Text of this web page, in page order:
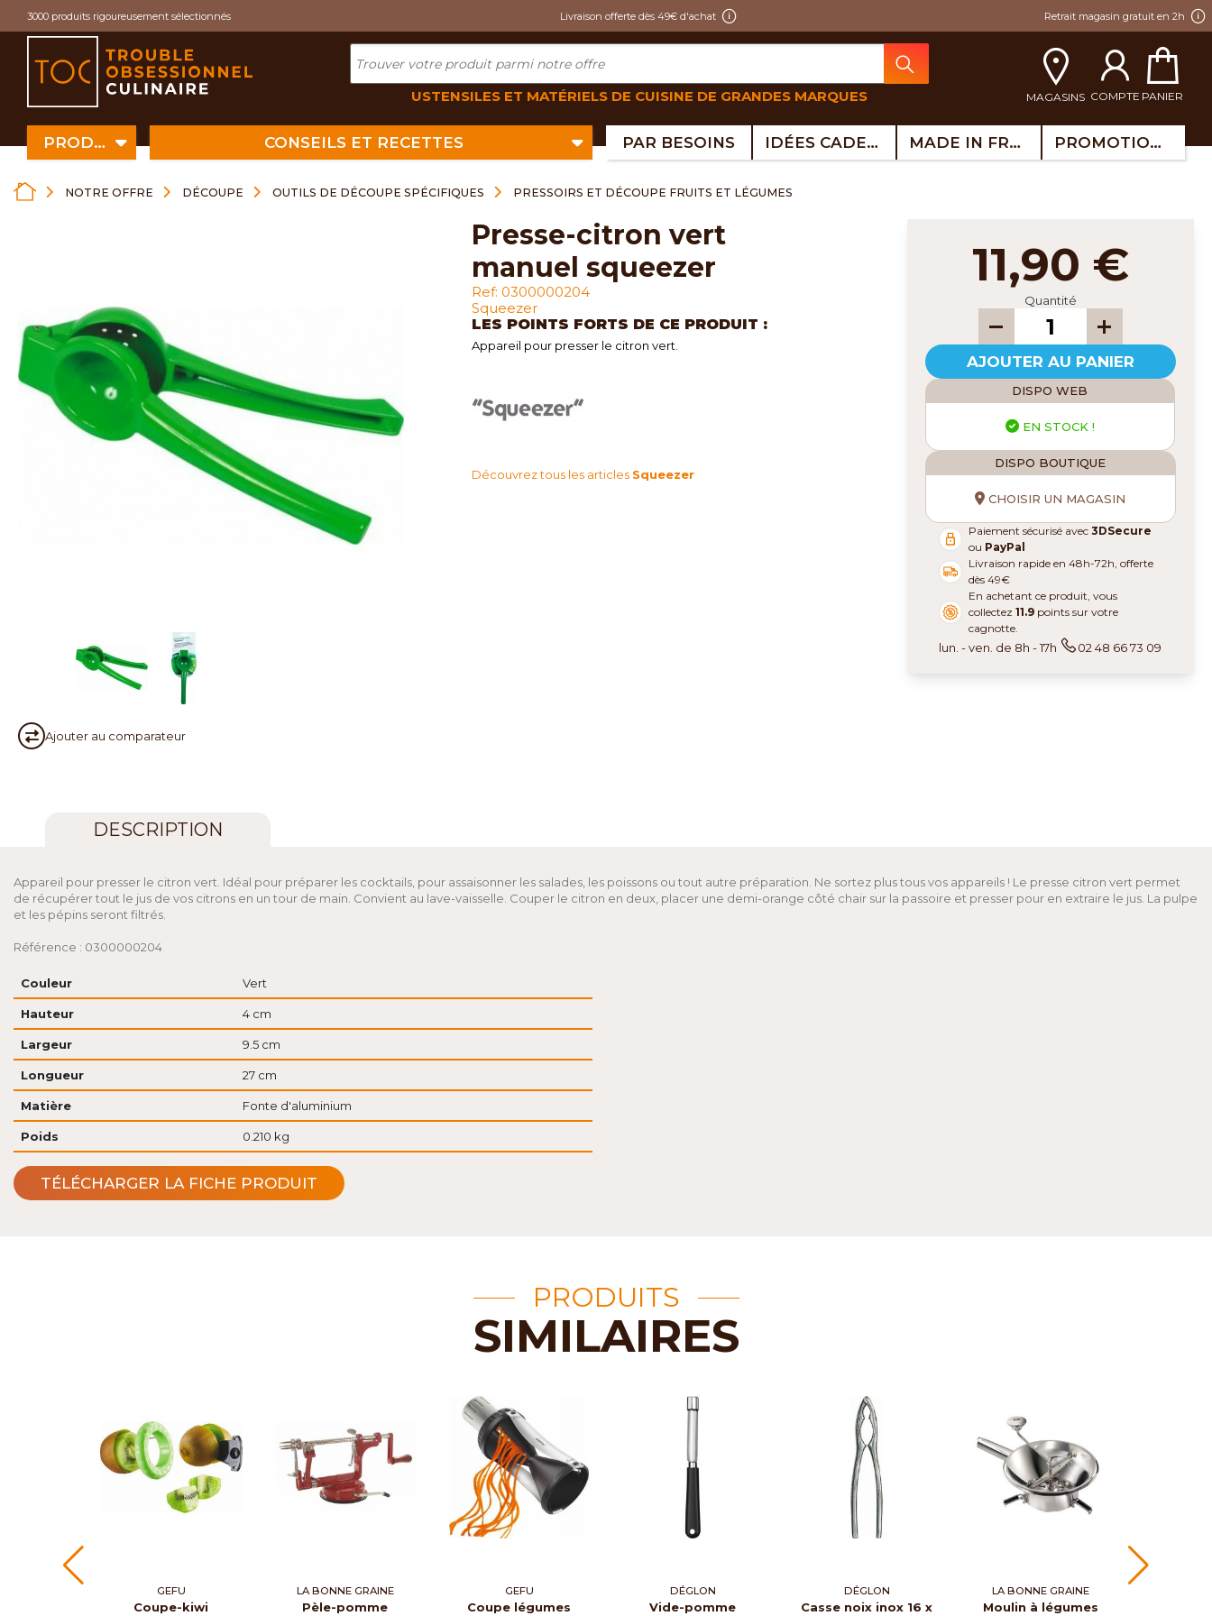
3000 produits rigoureusement sélectionnés Livraison offerte dès 49€ d'achat Retrait magasin gratuit en 2h
USTENSILES ET MATÉRIELS DE CUISINE DE GRANDES MARQUES MAGASINS COMPTE PANIER
PRODUITS CONSEILS ET RECETTES PAR BESOINS IDÉES CADEAUX MADE IN FRANCE PROMOTIONS
NOTRE OFFRE DÉCOUPE OUTILS DE DÉCOUPE SPÉCIFIQUES PRESSOIRS ET DÉCOUPE FRUITS ET LÉGUMES
Ajouter au comparateur
presse-citron vert
manuel squeezer
Ref: 0300000204
Squeezer
LES POINTS FORTS DE CE PRODUIT :
Appareil pour presser le citron vert.
Découvrez tous les articles Squeezer
11,90 €
Quantité
AJOUTER AU PANIER
DISPO WEB
EN STOCK !
DISPO BOUTIQUE
CHOISIR UN MAGASIN
Paiement sécurisé avec3DSecure
ou PayPal
Livraison rapide en 48h-72h, offerte
dès 49€
En achetant ce produit, vous
collectez11.9 points sur votre
cagnotte.
lun. - ven. de 8h - 17h 02 48 66 73 09
DESCRIPTION
Appareil pour presser le citron vert. Idéal pour préparer les cocktails, pour assaisonner les salades, les poissons ou tout autre préparation. Ne sortez plus tous vos appareils ! Le presse citron vert permet
de récupérer tout le jus de vos citrons en un tour de main. Convient au lave-vaisselle. Couper le citron en deux, placer une demi-orange côté chair sur la passoire et presser pour en extraire le jus. La pulpe
et les pépins seront filtrés.
Référence : 0300000204
Couleur Vert
Hauteur 4 cm
Largeur 9.5 cm
Longueur 27 cm
Matière Fonte d'aluminium
Poids 0.210 kg
TÉLÉCHARGER LA FICHE PRODUIT
PRODUITS
SIMILAIRES
GEFU
Coupe-kiwi
LA BONNE GRAINE
Pèle-pomme
GEFU
Coupe légumes
DÉGLON
Vide-pomme
DÉGLON
Casse noix inox 16 x
LA BONNE GRAINE
Moulin à légumes